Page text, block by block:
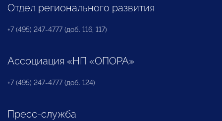
Отдел регионального развития
+7 (495) 247-4777 (доб. 116, 117)
Ассоциация «НП «ОПОРА»
+7 (495) 247-4777 (доб. 124)
Пресс-служба